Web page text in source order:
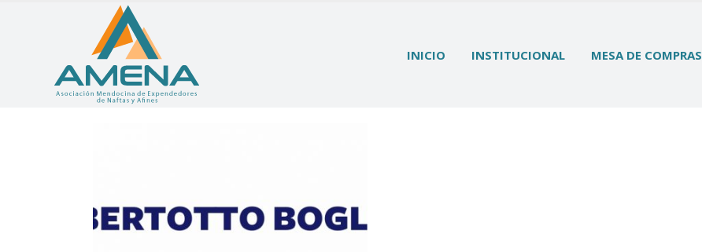
INICIO INSTITUCIONAL MESA DE COMPRAS